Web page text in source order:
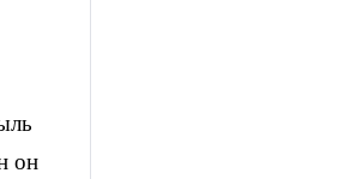
он